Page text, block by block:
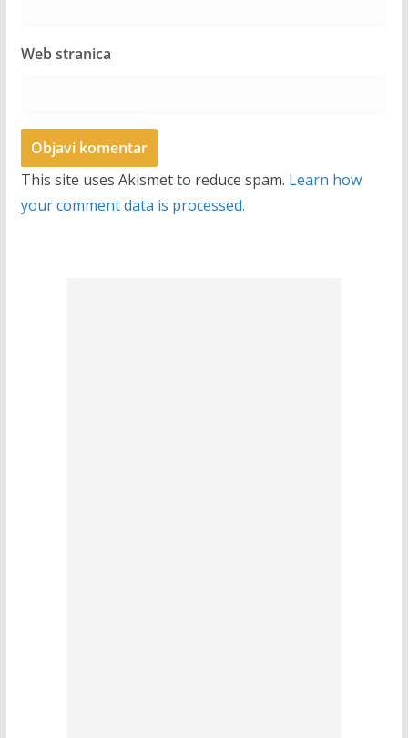
Web stranica
This site uses Akismet to reduce spam. Learn how
your comment data is processed.